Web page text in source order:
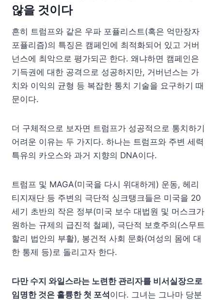
않을 것이다
흔히 트럼프와 같은 우파 포퓰리스트(혹은 억만장자
포퓰리즘)의 특징은 캠페인에 최적화되어 있고 거버
넌스에 최악으로 평가되곤 한다. 왜냐하면 캠페인은
기득권에 대한 공격으로 성공하지만, 거버넌스는 가
치와 이익의 균형 등 복잡한 통치 기술을 요구하기 때
문이다.
더 구체적으로 보자면 트럼프가 성공적으로 통치하기
어려운 이유는 두 가지다. 하나는 트럼프와 주변 세력
특유의 카오스와 과거 지향의 DNA이다.
트럼프 및 MAGA(미국을 다시 위대하게) 운동, 헤리
티지재단 등 주변의 극단적 싱크탱크들은 미국을 20
세기 초반의 작은 정부(미국 보수 대법원 및 머스크가
원하는 규제의 급진적 철폐), 극단적 보호주의(스무트
할리 법안의 부활), 봉건적 사회 문화(여성의 몸에 대
한 통제 등)로 돌리고자 한다.
다만 수지 와일스라는 노련한 관리자를 비서실장으로
임명한 것은 훌륭한 첫 포석이다. 그녀는 그나마 당분